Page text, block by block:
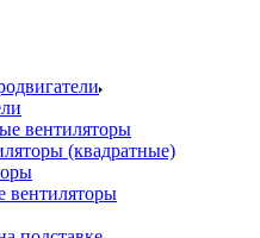
вентиляторы
(квадратные)
вентиляторы